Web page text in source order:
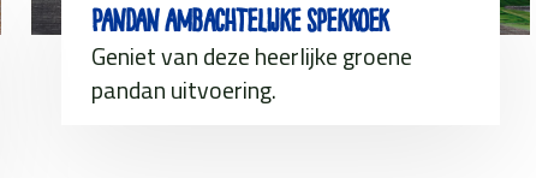
Pandan ambachtelijke spekkoek
Geniet van deze heerlijke groene
pandan uitvoering.